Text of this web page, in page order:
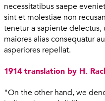
necessitatibus saepe
sint et molestiae non
tenetur a sapiente
maiores alias consequatur
asperiores repellat.
1914 translation by H.
"On the other hand, we